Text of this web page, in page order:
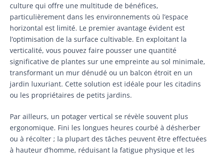
culture qui offre une multitude de bénéfices,
particulièrement dans les environnements où l’espace
horizontal est limité. Le premier avantage évident est
l’optimisation de la surface cultivable. En exploitant la
verticalité, vous pouvez faire pousser une quantité
significative de plantes sur une empreinte au sol minimale,
transformant un mur dénudé ou un balcon étroit en un
jardin luxuriant. Cette solution est idéale pour les citadins
ou les propriétaires de petits jardins.
Par ailleurs, un potager vertical se révèle souvent plus
ergonomique. Fini les longues heures courbé à désherber
ou à récolter ; la plupart des tâches peuvent être effectuées
à hauteur d’homme, réduisant la fatigue physique et les